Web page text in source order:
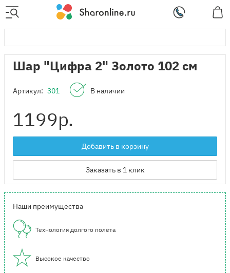
Шар "Цифра 2" Золото 102 см
Артикул: 301 В наличии
1199р.
Добавить в корзину
Заказать в 1 клик
Наши преимущества
Технология долгого полета
Высокое качество